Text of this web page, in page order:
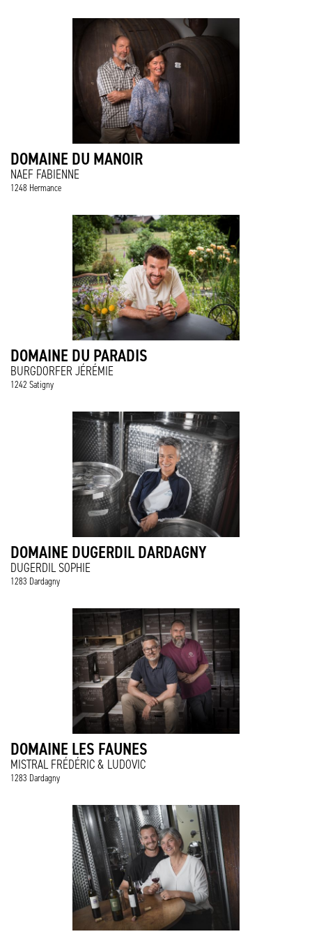
DOMAINE DU MANOIR
NAEF FABIENNE
1248 Hermance
DOMAINE DU PARADIS
BURGDORFER JÉRÉMIE
1242 Satigny
DOMAINE DUGERDIL DARDAGNY
DUGERDIL SOPHIE
1283 Dardagny
DOMAINE LES FAUNES
MISTRAL FRÉDÉRIC & LUDOVIC
1283 Dardagny